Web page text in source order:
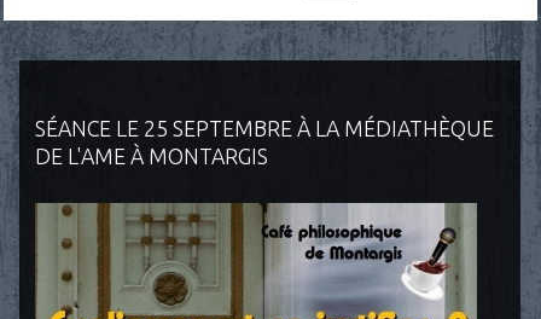
SÉANCE LE 25 SEPTEMBRE À LA MÉDIATHÈQUE
DE L'AME À MONTARGIS